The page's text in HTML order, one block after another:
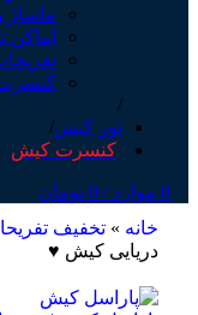
ماساژ
اماکن
تور کیش
کنسرت کیش
0 موارد /
0 تومان
خانه » تخفيف
دریایی کیش ♥